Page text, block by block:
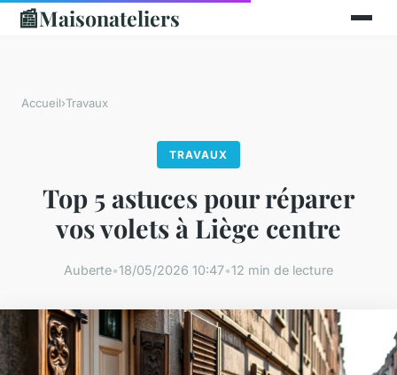
📰Maisonateliers
Accueil›Travaux
TRAVAUX
Top 5 astuces pour réparer
vos volets à Liège centre
Auberte•18/05/2026 10:47•12 min de lecture